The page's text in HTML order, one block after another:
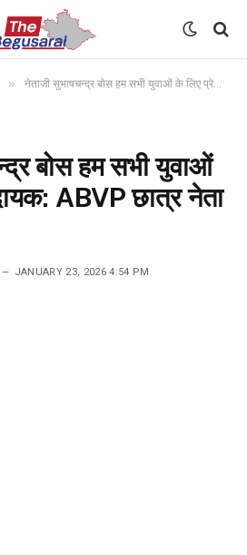
» नेताजी सुभाषचन्द्र बोस हम सभी युवाओं के लिए प्रेरणादायक: ABVP छात्र नेता कन्हैया कुमार
बोस हम सभी युवाओं
ABVP छात्र नेता
JANUARY 23, 2026 4:54 PM